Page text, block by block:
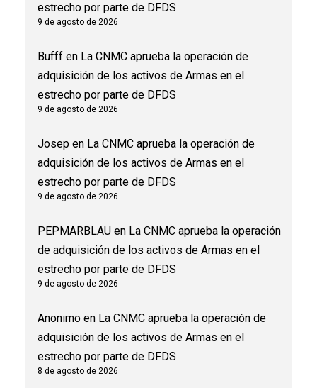
estrecho por parte de DFDS
9 de agosto de 2026
Bufff en La CNMC aprueba la operación de
adquisición de los activos de Armas en el
estrecho por parte de DFDS
9 de agosto de 2026
Josep en La CNMC aprueba la operación de
adquisición de los activos de Armas en el
estrecho por parte de DFDS
9 de agosto de 2026
PEPMARBLAU en La CNMC aprueba la operación
de adquisición de los activos de Armas en el
estrecho por parte de DFDS
9 de agosto de 2026
Anonimo en La CNMC aprueba la operación de
adquisición de los activos de Armas en el
estrecho por parte de DFDS
8 de agosto de 2026